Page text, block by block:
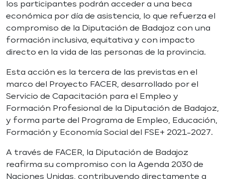
los participantes podrán acceder a una beca
económica por día de asistencia, lo que refuerza el
compromiso de la Diputación de Badajoz con una
formación inclusiva, equitativa y con impacto
directo en la vida de las personas de la provincia.
Esta acción es la tercera de las previstas en el
marco del Proyecto FACER, desarrollado por el
Servicio de Capacitación para el Empleo y
Formación Profesional de la Diputación de Badajoz,
y forma parte del Programa de Empleo, Educación,
Formación y Economía Social del FSE+ 2021-2027.
A través de FACER, la Diputación de Badajoz
reafirma su compromiso con la Agenda 2030 de
Naciones Unidas, contribuyendo directamente a